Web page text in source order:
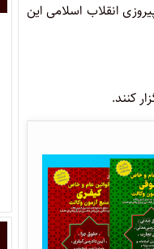
انقلاب اسلامی این
کنند.